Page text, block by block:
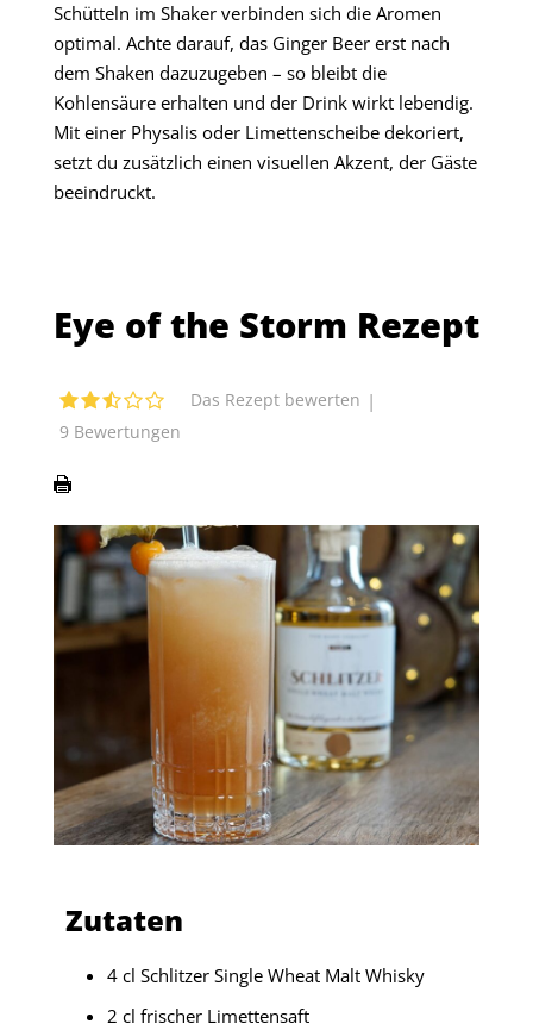
Schütteln im Shaker verbinden sich die Aromen
optimal. Achte darauf, das Ginger Beer erst nach
dem Shaken dazuzugeben – so bleibt die
Kohlensäure erhalten und der Drink wirkt lebendig.
Mit einer Physalis oder Limettenscheibe dekoriert,
setzt du zusätzlich einen visuellen Akzent, der Gäste
beeindruckt.
Eye of the Storm Rezept
Das Rezept bewerten |
9 Bewertungen
Zutaten
4 cl Schlitzer Single Wheat Malt Whisky
2 cl frischer Limettensaft